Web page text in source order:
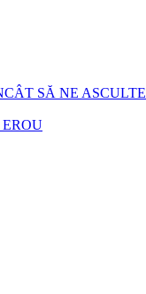
SĂ NE ASCULTE